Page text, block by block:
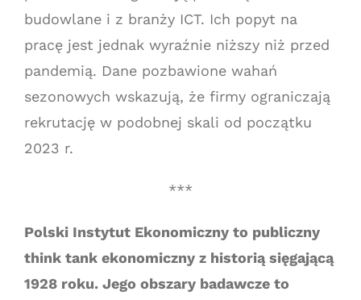
budowlane i z branży ICT. Ich popyt na
pracę jest jednak wyraźnie niższy niż przed
pandemią. Dane pozbawione wahań
sezonowych wskazują, że firmy ograniczają
rekrutację w podobnej skali od początku
2023 r.
***
Polski Instytut Ekonomiczny to publiczny
think tank ekonomiczny z historią sięgającą
1928 roku. Jego obszary badawcze to